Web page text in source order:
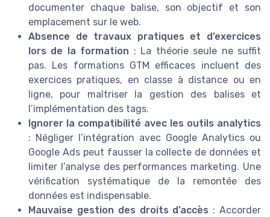
documenter chaque balise, son objectif et son
emplacement sur le web.
Absence de travaux pratiques et d’exercices
lors de la formation : La théorie seule ne suffit
pas. Les formations GTM efficaces incluent des
exercices pratiques, en classe à distance ou en
ligne, pour maîtriser la gestion des balises et
l’implémentation des tags.
Ignorer la compatibilité avec les outils analytics
: Négliger l’intégration avec Google Analytics ou
Google Ads peut fausser la collecte de données et
limiter l’analyse des performances marketing. Une
vérification systématique de la remontée des
données est indispensable.
Mauvaise gestion des droits d’accès : Accorder